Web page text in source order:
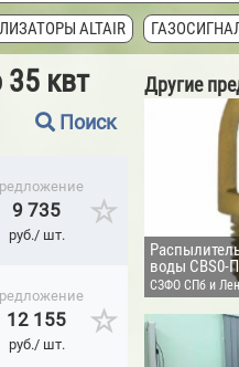
ALTAIR
HILTI
ГЕРМЕТИКИ ISO-
ГЕРМЕТИКИ MAPURA
ГЕРМЕТИКИ SOUDAL
TPH
ГЕРМЕТИКИ ОГНЕЗАЩИТНЫЕ
ГЕРМЕТИКИ ПЕНТЭЛАСТ
ИНСТРУМЕНТ HILTI
AQVA
квт
Поиск
9 735
руб./ шт.
12 155
руб./ шт.
Другие
воды CBS0-
-«Аква-
СЗФО СПб и